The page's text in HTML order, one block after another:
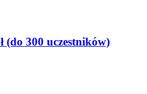
(do 300 uczestników)